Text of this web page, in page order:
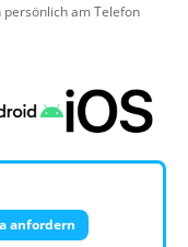
am Telefon
anfordern